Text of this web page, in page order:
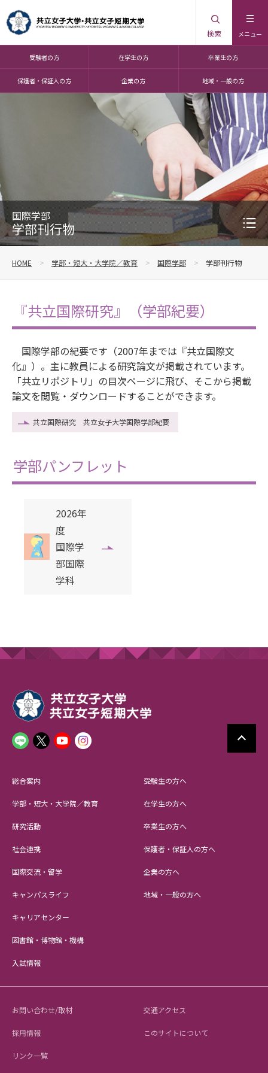
メニュー
検索
受験者の方 在学生の方 卒業生の方
保護者・保証人の方 企業の方 地域・一般の方
国際学部
学部刊行物
HOME 学部・短大・大学院／教育 国際学部 学部刊行物
『共立国際研究』（学部紀要）
国際学部の紀要です（2007年までは『共立国際文
化』）。主に教員による研究論文が掲載されています。
「共立リポジトリ」の目次ページに飛び、そこから掲載
論文を閲覧・ダウンロードすることができます。
共立国際研究 共立女子大学国際学部紀要
学部パンフレット
2026年
度
国際学
部国際
学科
総合案内
学部・短大・大学院／教育
研究活動
社会連携
国際交流・留学
キャンパスライフ
キャリアセンター
図書館・博物館・機構
入試情報
受験生の方へ
在学生の方へ
卒業生の方へ
保護者・保証人の方へ
企業の方へ
地域・一般の方へ
お問い合わせ/取材 交通アクセス
採用情報 このサイトについて
リンク一覧